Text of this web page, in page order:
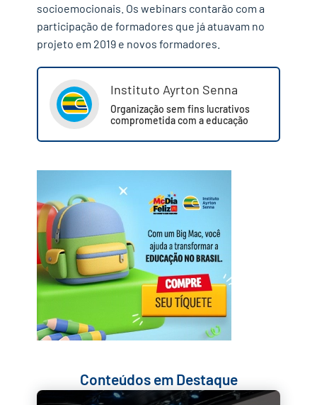
socioemocionais. Os webinars contarão com a
participação de formadores que já atuavam no
projeto em 2019 e novos formadores.
Instituto Ayrton Senna
Organização sem fins lucrativos
comprometida com a educação
Conteúdos em Destaque
✕